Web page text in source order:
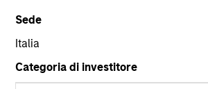
Sede
Italia
Categoria di investitore
YEARS OF INDUSTRY EXPERIENCE